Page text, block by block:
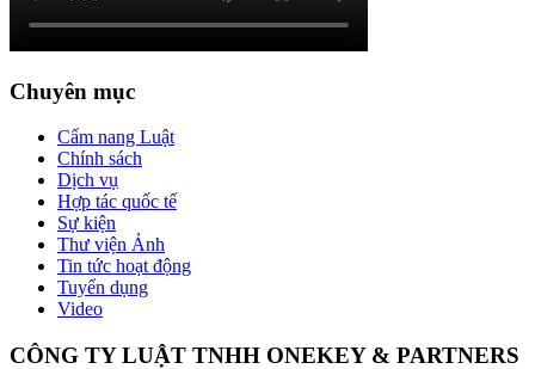
Chuyên mục
Cẩm nang Luật
Chính sách
Dịch vụ
Hợp tác quốc tế
Sự kiện
Thư viện Ảnh
Tin tức hoạt động
Tuyển dụng
Video
CÔNG TY LUẬT TNHH ONEKEY & PARTNERS